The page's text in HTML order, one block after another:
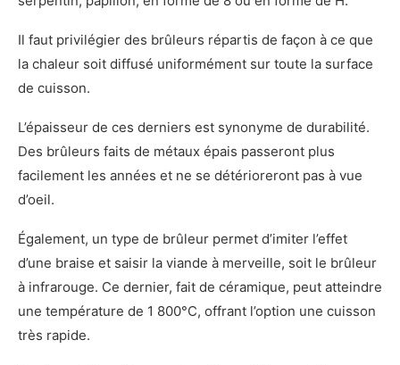
Il faut privilégier des brûleurs répartis de façon à ce que
la chaleur soit diffusé uniformément sur toute la surface
de cuisson.
L’épaisseur de ces derniers est synonyme de durabilité.
Des brûleurs faits de métaux épais passeront plus
facilement les années et ne se détérioreront pas à vue
d’oeil.
Également, un type de brûleur permet d’imiter l’effet
d’une braise et saisir la viande à merveille, soit le brûleur
à infrarouge. Ce dernier, fait de céramique, peut atteindre
une température de 1 800°C, offrant l’option une cuisson
très rapide.